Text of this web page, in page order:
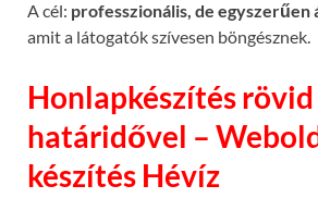
A cél: professzionális, de
amit a látogatók szívesen böngésznek.
Honlapkészítés rövid
határidővel –
készítés Hévíz